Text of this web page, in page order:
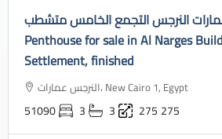
النرجس التجمع الخامس متشطب
Penthouse for sale in Al Narges
Settlement, finished
النرجس عمارات، New Cairo 1, Egypt
51090 3 3 275 275